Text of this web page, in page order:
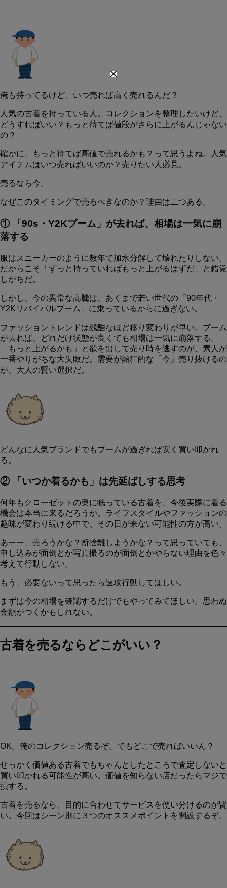
俺も持ってるけど、いつ売れば高く売れるんだ？
人気の古着を持っている人。コレクションを整理したいけど、
どうすればいい？もっと待てば値段がさらに上がるんじゃない
の？
確かに、もっと待てば高値で売れるかも？って思うよね。人気
アイテムはいつ売ればいいのか？売りたい人必見。
売るなら今。
なぜこのタイミングで売るべきなのか？理由は二つある。
① 「90s・Y2Kブーム」が去れば、相場は一気に崩
落する
服はスニーカーのように数年で加水分解して壊れたりしない。
だからこそ「 ずっと持っていればもっと上がるはずだ 」と錯覚
しがちだ。
しかし、今の異常な高騰は、あくまで若い世代の「90年代・
Y2Kリバイバルブーム」に乗っているからに過ぎない。
ファッショントレンドは残酷なほど移り変わりが早い。ブーム
が去れば、どれだけ状態が良くても相場は一気に崩落する。
「もっと上がるかも」と欲を出して売り時を逃すのが、素人が
一番やりがちな大失敗だ。需要が熱狂的な「今」売り抜けるの
が、大人の賢い選択だ。
どんなに人気ブランドでもブームが過ぎれば安く買い叩かれ
る。
② 「いつか着るかも」は先延ばしする思考
何年もクローゼットの奥に眠っている古着を、今後実際に着る
機会は本当に来るだろうか。
ライフスタイルやファッションの
趣味が変わり続ける中で、その日が来ない可能性の方が高い。
あーー、売ろうかな？断捨離しようかな？って思っていても、
申し込みが面倒とか写真撮るのが面倒とかやらない理由を色々
考えて行動しない。
もう、必要ないって思ったら速攻行動してほしい。
まずは今の相場を確認するだけでもやってみてほしい。思わぬ
金額がつくかもしれない。
古着を売るならどこがいい？
OK。俺のコレクション売るぞ。でもどこで売ればいいん？
せっかく価値ある古着でもちゃんとしたところで査定しないと
買い叩かれる可能性が高い。 価値を知らない店だったらマジで
損する。
古着を売るなら、目的に合わせてサービスを使い分けるのが賢
い。今回はシーン別に３つのオススメポイントを開設するぞ。